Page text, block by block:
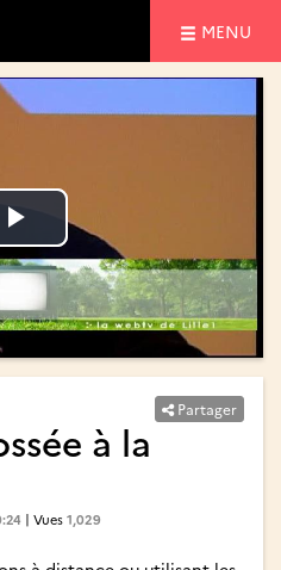
MENU
Lire
la
vidéo
Lire
la
vidéo
Partager
à la
| Vues 1,029